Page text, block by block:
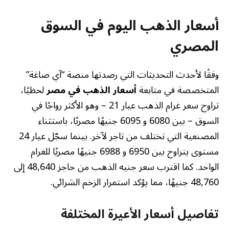
أسعار الذهب اليوم في السوق
المصري
وفقًا لأحدث التحديثات التي رصدتها منصة “آي صاغة”
المتخصصة في متابعةأسعار الذهب في مصرلحظيًا،
تراوح سعر غرام الذهب عيار 21 – وهو الأكثر رواجًا في
السوق – بين 6080 و 6095 جنيهًا مصريًا، باستثناء
المصنعية التي تختلف من تاجر لآخر. بينما سجّل عيار 24
مستوى يتراوح بين 6950 و 6988 جنيهًا مصريًا للغرام
الواحد. كما اقترب سعر جنيه الذهب من حاجز 48,640 إلى
48,760 جنيهًا، مما يؤكد استمرار الزخم الشرائي.
تفاصيل أسعار الأعيرة المختلفة